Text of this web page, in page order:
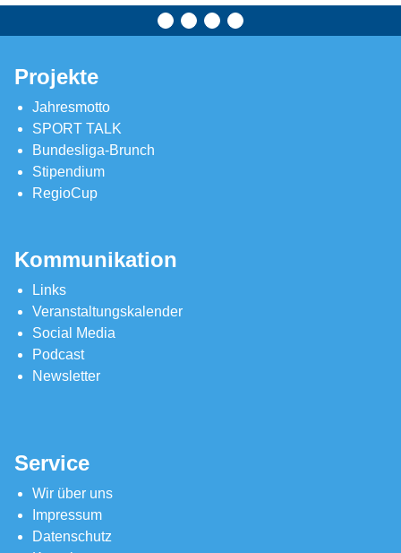
Projekte
Jahresmotto
SPORT TALK
Bundesliga-Brunch
Stipendium
RegioCup
Kommunikation
Links
Veranstaltungskalender
Social Media
Podcast
Newsletter
Service
Wir über uns
Impressum
Datenschutz